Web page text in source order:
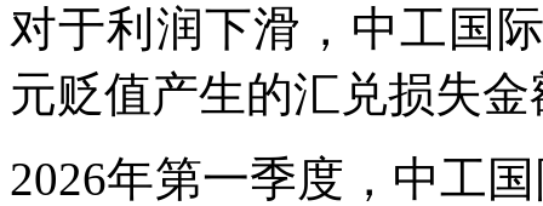
对于利润下滑，中工国
元贬值产生的汇兑损失
2026年第一季度，中工